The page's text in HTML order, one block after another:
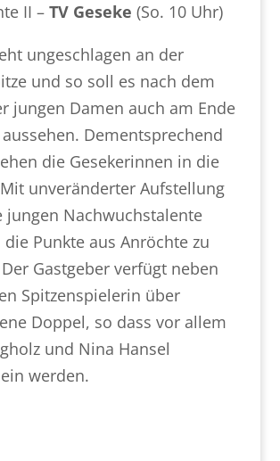
II – TV Geseke (So. 10 Uhr)
ungeschlagen an der
und so soll es nach dem
jungen Damen auch am Ende
Dementsprechend
die Gesekerinnen in die
unveränderter Aufstellung
jungen Nachwuchstalente
Punkte aus Anröchte zu
Gastgeber verfügt neben
Spitzenspielerin über
Doppel, so dass vor allem
und Nina Hansel
werden.